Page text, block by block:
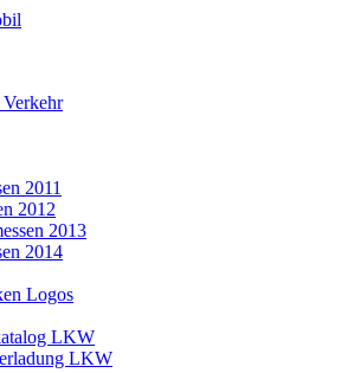
2011
2012
2013
2014
Logos
LKW
LKW